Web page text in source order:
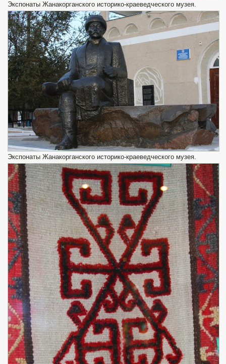
Экспонаты Жанакорганского историко-краеведческого музея.
Экспонаты Жанакорганского историко-краеведческого музея.